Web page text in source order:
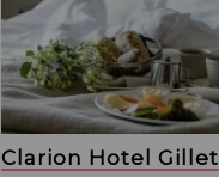
Clarion Hotel Gillet